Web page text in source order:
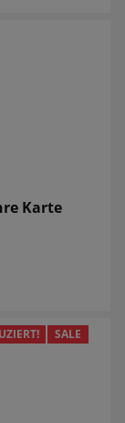
Karte
SALE